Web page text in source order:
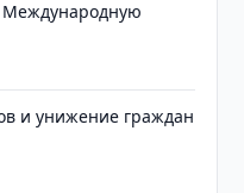
Международную
и унижение граждан